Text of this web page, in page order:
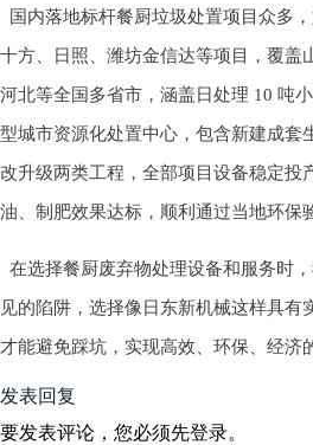
国内落地标杆餐厨垃圾处置项目众多
十方、日照、潍坊金信达等项目，覆盖
河北等全国多省市，涵盖日处理 10 吨
型城市资源化处置中心，包含新建成套
改升级两类工程，全部项目设备稳定投
油、制肥效果达标，顺利通过当地环保
在选择餐厨废弃物处理设备和服务时
见的陷阱，选择像日东新机械这样具有
才能避免踩坑，实现高效、环保、经济
发表回复
要发表评论，您必须先登录。